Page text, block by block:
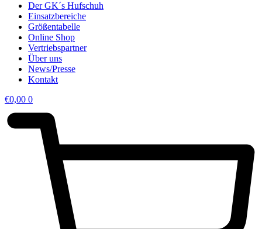
Der GK´s Hufschuh
Einsatzbereiche
Größentabelle
Online Shop
Vertriebspartner
Über uns
News/Presse
Kontakt
€0,00 0